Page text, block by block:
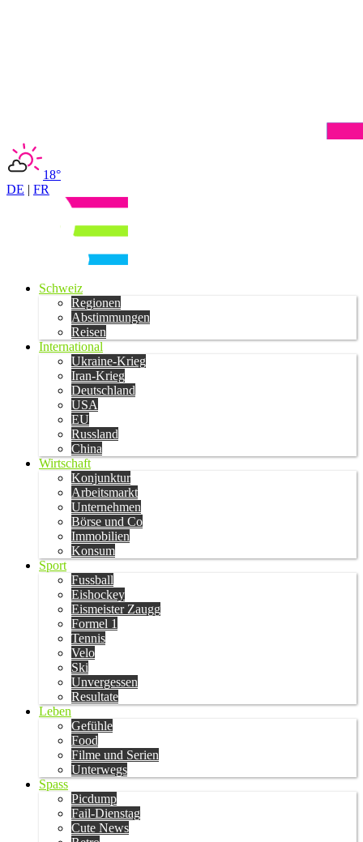
18°
DE | FR
Schweiz
Regionen
Abstimmungen
Reisen
International
Ukraine-Krieg
Iran-Krieg
Deutschland
USA
EU
Russland
China
Wirtschaft
Konjunktur
Arbeitsmarkt
Unternehmen
Börse und Co
Immobilien
Konsum
Sport
Fussball
Eishockey
Eismeister Zaugg
Formel 1
Tennis
Velo
Ski
Unvergessen
Resultate
Leben
Gefühle
Food
Filme und Serien
Unterwegs
Spass
Picdump
Fail-Dienstag
Cute News